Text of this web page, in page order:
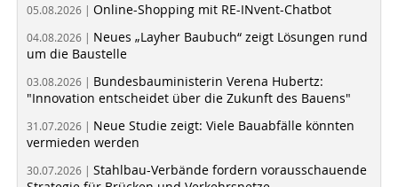
05.08.2026 | Online-Shopping mit RE-INvent-Chatbot
04.08.2026 | Neues „Layher Baubuch“ zeigt Lösungen rund
um die Baustelle
03.08.2026 | Bundesbauministerin Verena Hubertz:
"Innovation entscheidet über die Zukunft des Bauens"
31.07.2026 | Neue Studie zeigt: Viele Bauabfälle könnten
vermieden werden
30.07.2026 | Stahlbau-Verbände fordern vorausschauende